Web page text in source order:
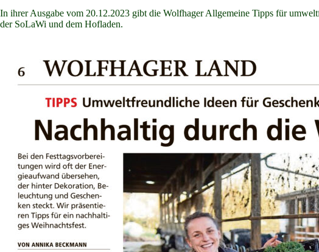
In ihrer Ausgabe vom 20.12.2023 gibt die Wolfhager Allgemeine Tipps für
der SoLaWi und dem Hofladen.